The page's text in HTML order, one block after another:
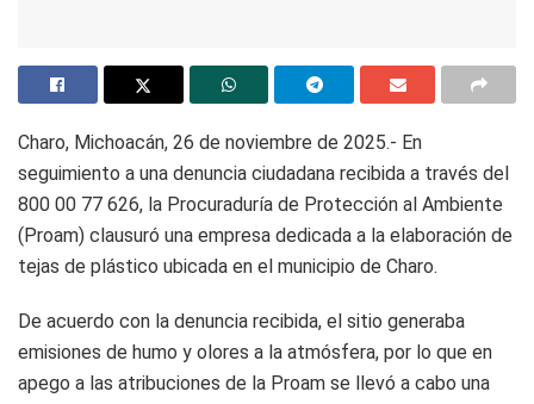
Charo, Michoacán, 26 de noviembre de 2025.- En
seguimiento a una denuncia ciudadana recibida a través del
800 00 77 626, la Procuraduría de Protección al Ambiente
(Proam) clausuró una empresa dedicada a la elaboración de
tejas de plástico ubicada en el municipio de Charo.
De acuerdo con la denuncia recibida, el sitio generaba
emisiones de humo y olores a la atmósfera, por lo que en
apego a las atribuciones de la Proam se llevó a cabo una